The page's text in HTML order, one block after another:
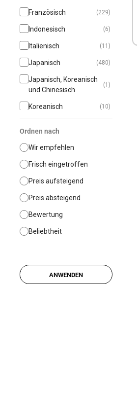
SALE
(244)
Französisch (229)
Indonesisch (6)
Italienisch (11)
Japanisch (480)
Japanisch, Koreanisch
und Chinesisch
(1)
Koreanisch (10)
Ordnen nach
Wir empfehlen
Frisch eingetroffen
Preis aufsteigend
Preis absteigend
Bewertung
Beliebtheit
ANWENDEN